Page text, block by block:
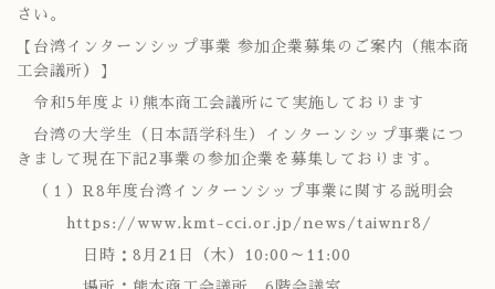
さい。
【台湾インターンシップ事業 参加企業募集のご案内（熊本商
工会議所）】
令和5年度より熊本商工会議所にて実施しております
台湾の大学生（日本語学科生）インターンシップ事業につ
きまして現在下記2事業の参加企業を募集しております。
（１）R8年度台湾インターンシップ事業に関する説明会
https://www.kmt-cci.or.jp/news/taiwnr8/
日時：8月21日（木）10:00～11:00